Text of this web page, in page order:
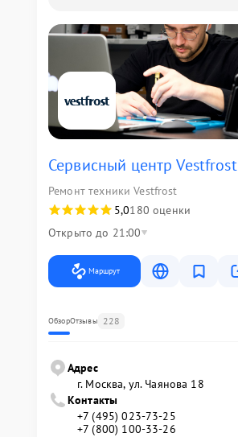
Сервисный центр Vestfrost
Ремонт техники Vestfrost
5,0180 оценки
Открыто до 21:00
Маршрут
ОбзорОтзывы 228
Адрес
г. Москва, ул. Чаянова 18
Контакты
+7 (495) 023-73-25
+7 (800) 100-33-26